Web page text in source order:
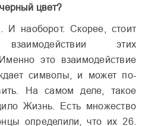
цвет?
наоборот. Скорее, стоит
этих
это взаимодействие
символы, и может по-
На самом деле, такое
Жизнь. Есть множество
определили, что их 26.